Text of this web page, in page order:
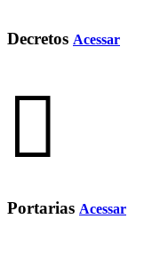
Decretos Acessar
Portarias Acessar